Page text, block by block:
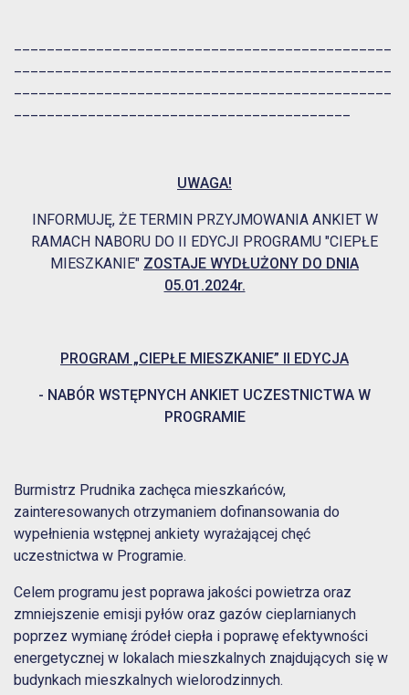
UWAGA!
INFORMUJĘ, ŻE TERMIN PRZYJMOWANIA ANKIET W
RAMACH NABORU DO II EDYCJI PROGRAMU "CIEPŁE
MIESZKANIE" ZOSTAJE WYDŁUŻONY DO DNIA
05.01.2024r.
PROGRAM „CIEPŁE MIESZKANIE” II EDYCJA
- NABÓR WSTĘPNYCH ANKIET UCZESTNICTWA W
PROGRAMIE
Burmistrz Prudnika zachęca mieszkańców,
zainteresowanych otrzymaniem dofinansowania do
wypełnienia wstępnej ankiety wyrażającej chęć
uczestnictwa w Programie.
Celem programu jest poprawa jakości powietrza oraz
zmniejszenie emisji pyłów oraz gazów cieplarnianych
poprzez wymianę źródeł ciepła i poprawę efektywności
energetycznej w lokalach mieszkalnych znajdujących się w
budynkach mieszkalnych wielorodzinnych.